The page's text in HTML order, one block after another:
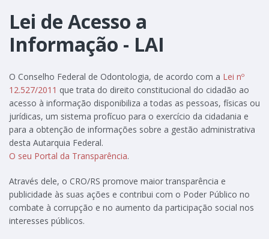
Lei de Acesso a
Informação - LAI
O Conselho Federal de Odontologia, de acordo com a Lei nº
12.527/2011 que trata do direito constitucional do cidadão ao
acesso à informação disponibiliza a todas as pessoas, físicas ou
jurídicas, um sistema profícuo para o exercício da cidadania e
para a obtenção de informações sobre a gestão administrativa
desta Autarquia Federal.
O seu Portal da Transparência.
Através dele, o CRO/RS promove maior transparência e
publicidade às suas ações e contribui com o Poder Público no
combate à corrupção e no aumento da participação social nos
interesses públicos.